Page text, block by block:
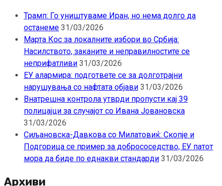
Трамп: Го уништуваме Иран, но нема долго да
останеме 31/03/2026
Марта Кос за локалните избори во Србија:
Насилството, заканите и неправилностите се
неприфатливи 31/03/2026
ЕУ алармира: подгответе се за долготрајни
нарушувања со нафтата објави 31/03/2026
Внатрешна контрола утврди пропусти кај 39
полицајци за случајот со Ивана Јовановска
31/03/2026
Сиљановска-Давкова со Милатовиќ: Скопје и
Подгорица се пример за добрососедство, ЕУ патот
мора да биде по еднакви стандарди 31/03/2026
Архиви